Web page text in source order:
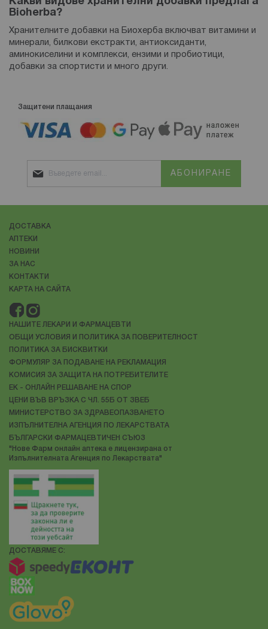
Bioherba?
Хранителните добавки на Биохерба включват витамини и
минерали, билкови екстракти, антиоксиданти,
аминокиселини и комплекси, ензими и пробиотици,
добавки за спортисти и много други.
Защитени плащания
АБОНИРАНЕ
ДОСТАВКА
АПТЕКИ
НОВИНИ
ЗА НАС
КОНТАКТИ
КАРТА НА САЙТА
НАШИТЕ ЛЕКАРИ И ФАРМАЦЕВТИ
ОБЩИ УСЛОВИЯ И ПОЛИТИКА ЗА ПОВЕРИТЕЛНОСТ
ПОЛИТИКА ЗА БИСКВИТКИ
ФОРМУЛЯР ЗА ПОДАВАНЕ НА РЕКЛАМАЦИЯ
КОМИСИЯ ЗА ЗАЩИТА НА ПОТРЕБИТЕЛИТЕ
ЕК - ОНЛАЙН РЕШАВАНЕ НА СПОР
ЦЕНИ ВЪВ ВРЪЗКА С ЧЛ. 55Б ОТ ЗВЕБ
МИНИСТЕРСТВО ЗА ЗДРАВЕОПАЗВАНЕТО
ИЗПЪЛНИТЕЛНА АГЕНЦИЯ ПО ЛЕКАРСТВАТА
БЪЛГАРСКИ ФАРМАЦЕВТИЧЕН СЪЮЗ
"Нове Фарм онлайн аптека е лицензирана от
Изпълнителната Агенция по Лекарствата"
ДОСТАВЯМЕ С: